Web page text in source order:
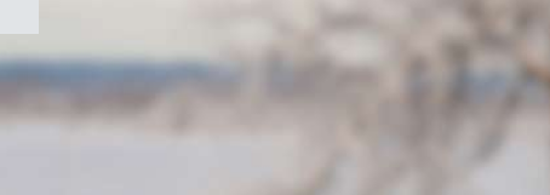
du
gouvernement
du